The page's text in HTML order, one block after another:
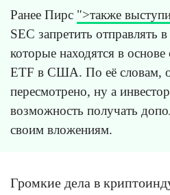
Ранее Пирс ">также
SEC запретить отправлять
которые находятся в
ETF в США. По её словам,
пересмотрено, ну а
возможность получать
своим вложениям.
Громкие дела в